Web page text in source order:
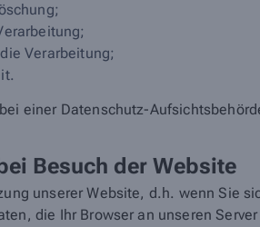
Verarbeitung;
einer Datenschutz-
Besuch der Website
unserer Website, d.h. wenn Sie
die Ihr Browser an unseren